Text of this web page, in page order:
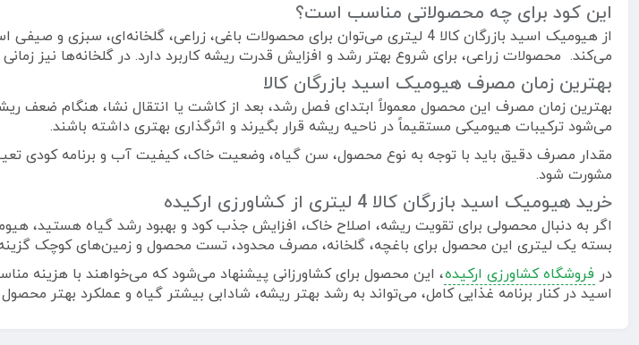
این کود برای چه محصولاتی مناسب است؟
از هیومیک اسید بازرگان کالا 4 لیتری می‌توان برای محصولات باغی، زراعی،
می‌کند. محصولات زراعی، برای شروع بهتر رشد و افزایش قدرت ریشه کاربرد دارد. در گلخانه‌ها نیز
بهترین زمان مصرف هیومیک اسید بازرگان کالا
بهترین زمان مصرف این محصول معمولاً ابتدای فصل رشد، بعد از کاشت یا انتقال نشا، هنگام ضعف
می‌شود ترکیبات هیومیکی مستقیماً در ناحیه ریشه قرار بگیرند و اثرگذاری بهتری داشته باشند.
مقدار مصرف دقیق باید با توجه به نوع محصول، سن گیاه، وضعیت خاک، کیفیت آب و برنامه کودی
مشورت شود.
خرید هیومیک اسید بازرگان کالا 4 لیتری از کشاورزی ارکیده
بسته یک لیتری این محصول برای باغچه، گلخانه، مصرف محدود، تست محصول و زمین‌های کوچک
در فروشگاه کشاورزی ارکیده، این محصول برای کشاورزانی پیشنهاد می‌شود که می‌خواهند با هزینه
اسید در کنار برنامه غذایی کامل، می‌تواند به رشد بهتر ریشه، شادابی بیشتر گیاه و عملکرد بهتر